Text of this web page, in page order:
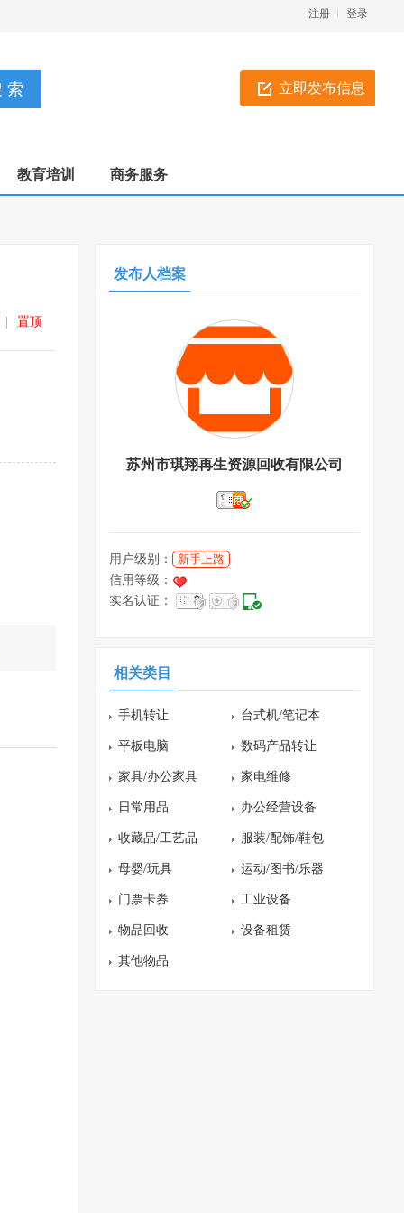
登录
注册
立即发布信息
教育培训 商务服务
置顶
发布人档案
苏州市琪翔再生资源回收有限公司
用户级别：
新手上路
信用等级：
实名认证：
相关类目
手机转让 台式机/笔记本
平板电脑 数码产品转让
家具/办公家具 家电维修
日常用品 办公经营设备
收藏品/工艺品 服装/配饰/鞋包
母婴/玩具 运动/图书/乐器
门票卡券 工业设备
物品回收 设备租赁
其他物品